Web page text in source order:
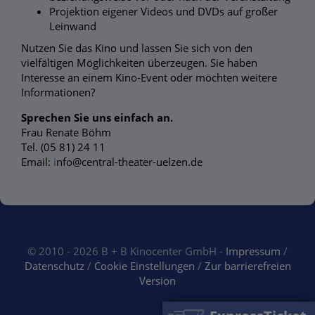
Projektion eigener Videos und DVDs auf großer
Leinwand
Nutzen Sie das Kino und lassen Sie sich von den
vielfältigen Möglichkeiten überzeugen. Sie haben
Interesse an einem Kino-Event oder möchten weitere
Informationen?
Sprechen Sie uns einfach an.
Frau Renate Böhm
Tel. (05 81) 24 11
Email: info@central-theater-uelzen.de
© 2010 - 2026 B + B Kinocenter GmbH - Impressum /
Datenschutz/ Cookie Einstellungen / Zur barrierefreien
Version